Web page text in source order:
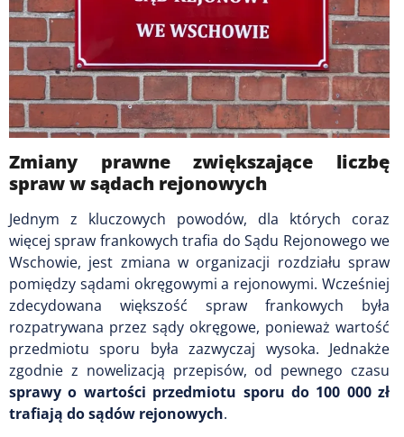
Zmiany prawne zwiększające liczbę
spraw w sądach rejonowych
Jednym z kluczowych powodów, dla których coraz
więcej spraw frankowych trafia do Sądu Rejonowego we
Wschowie, jest zmiana w organizacji rozdziału spraw
pomiędzy sądami okręgowymi a rejonowymi. Wcześniej
zdecydowana większość spraw frankowych była
rozpatrywana przez sądy okręgowe, ponieważ wartość
przedmiotu sporu była zazwyczaj wysoka. Jednakże
zgodnie z nowelizacją przepisów, od pewnego czasu
sprawy o wartości przedmiotu sporu do 100 000 zł
trafiają do sądów rejonowych.